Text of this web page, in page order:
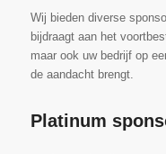
Wij bieden diverse
bijdraagt aan het
maar ook uw bedrijf op
de aandacht brengt.
Platinum